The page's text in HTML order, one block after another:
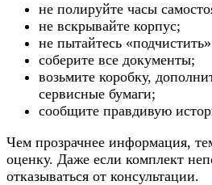
не полируйте часы
не вскрывайте корпус;
не пытайтесь
соберите все документы;
возьмите коробку,
сервисные бумаги;
сообщите правдивую
Чем прозрачнее информация,
оценку. Даже если комплект
отказываться от консультации.